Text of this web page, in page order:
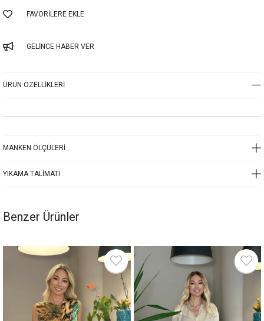
FAVORILERE EKLE
GELINCE HABER VER
ÜRÜN ÖZELLIKLERI
MANKEN ÖLÇÜLERI
YIKAMA TALIMATI
Benzer Ürünler
%14